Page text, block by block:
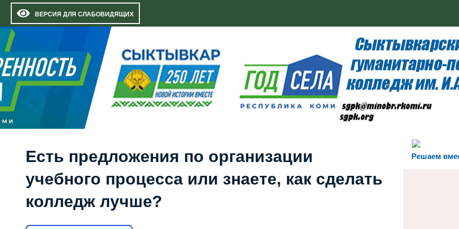
ВЕРСИЯ ДЛЯ СЛАБОВИДЯЩИХ
Решаем
Есть предложения по организации
учебного процесса или знаете, как сделать
колледж лучше?